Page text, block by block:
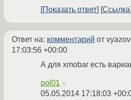
Показать ответ
Ссылка
Ответ на: комментарий от
17:03:56 +00:00
А для xmobar есть
pol01 ☆
05.05.2014 17:18:03